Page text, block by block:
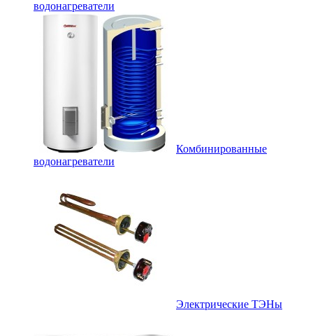
водонагреватели
Комбинированные
водонагреватели
Электрические ТЭНы